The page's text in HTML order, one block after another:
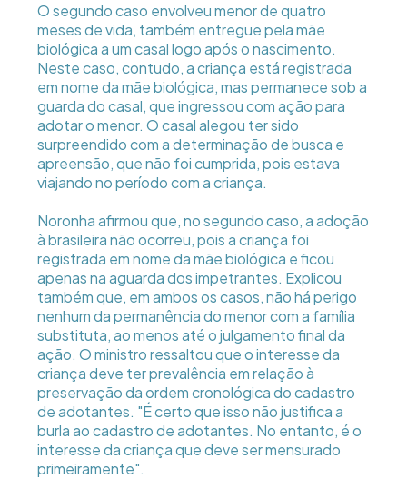
O segundo caso envolveu menor de quatro
meses de vida, também entregue pela mãe
biológica a um casal logo após o nascimento.
Neste caso, contudo, a criança está registrada
em nome da mãe biológica, mas permanece sob a
guarda do casal, que ingressou com ação para
adotar o menor. O casal alegou ter sido
surpreendido com a determinação de busca e
apreensão, que não foi cumprida, pois estava
viajando no período com a criança.
Noronha afirmou que, no segundo caso, a adoção
à brasileira não ocorreu, pois a criança foi
registrada em nome da mãe biológica e ficou
apenas na aguarda dos impetrantes. Explicou
também que, em ambos os casos, não há perigo
nenhum da permanência do menor com a família
substituta, ao menos até o julgamento final da
ação. O ministro ressaltou que o interesse da
criança deve ter prevalência em relação à
preservação da ordem cronológica do cadastro
de adotantes. "É certo que isso não justifica a
burla ao cadastro de adotantes. No entanto, é o
interesse da criança que deve ser mensurado
primeiramente".